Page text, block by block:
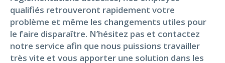
qualifiés retrouveront rapidement votre
problème et même les changements utiles pour
le faire disparaître. N’hésitez pas et contactez
notre service afin que nous puissions travailler
très vite et vous apporter une solution dans les